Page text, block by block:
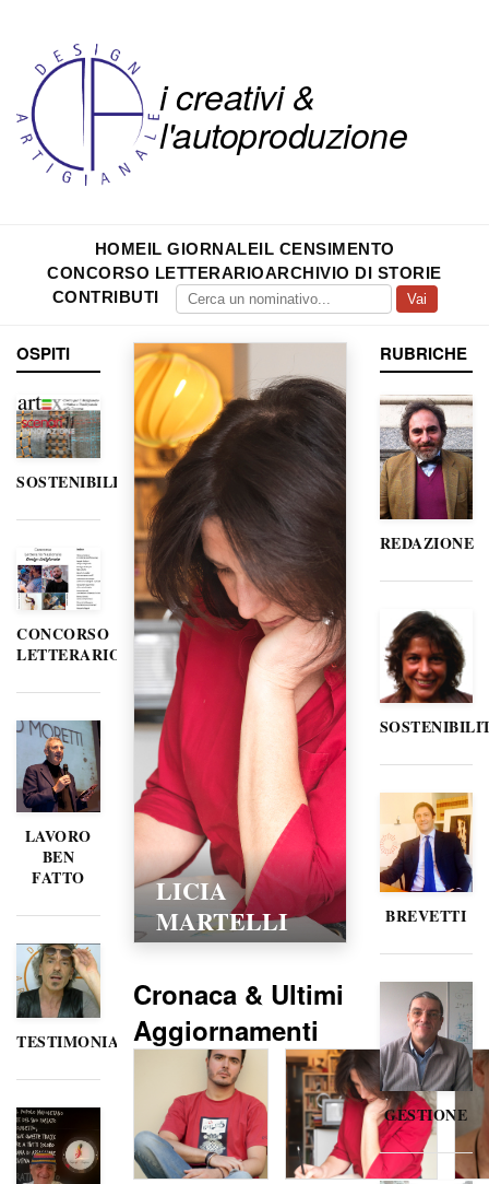
i creativi &
l'autoproduzione
HOMEIL GIORNALEIL CENSIMENTO
CONCORSO LETTERARIOARCHIVIO DI STORIE
CONTRIBUTI
Vai
OSPITI
SOSTENIBILITÀ
CONCORSO
LETTERARIO
LAVORO
BEN
FATTO
TESTIMONIANZE
LICIA
MARTELLI
Cronaca & Ultimi
Aggiornamenti
RUBRICHE
REDAZIONE
BREVETTI
GESTIONE